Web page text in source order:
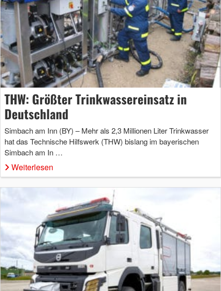
THW: Größter Trinkwassereinsatz in
Deutschland
Simbach am Inn (BY) – Mehr als 2,3 Millionen Liter Trinkwasser
hat das Technische Hilfswerk (THW) bislang im bayerischen
Simbach am In …
Weiterlesen